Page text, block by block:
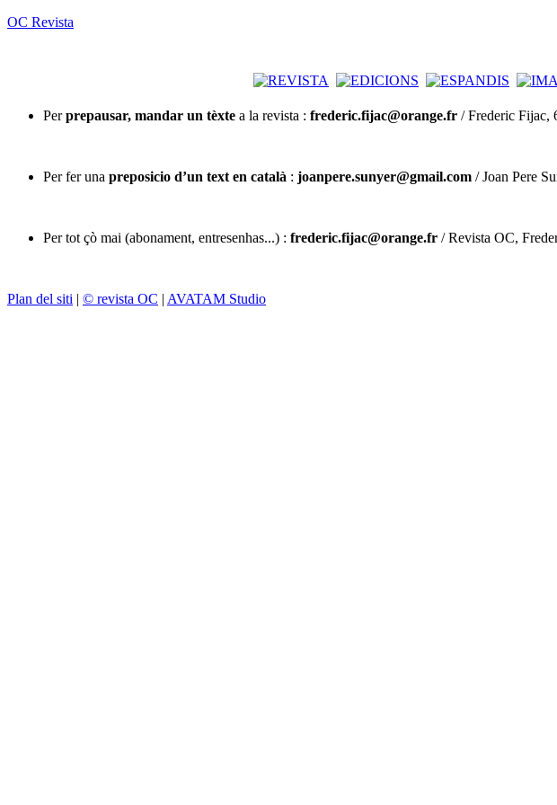
OC Revista
Perprepausar, mandar un tèxte a la revista : frederic.fijac@orange.fr / Frederic Fijac,
Per fer una preposicio d’un text en català : joanpere.sunyer@gmail.com / Joan Pere
Per tot çò mai (abonament, entresenhas...) : frederic.fijac@orange.fr / Revista OC,
Plan del siti | © revista OC | AVATAM Studio